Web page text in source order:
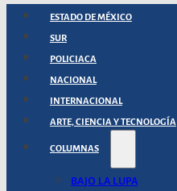
ESTADO DE MÉXICO
SUR
POLICIACA
NACIONAL
INTERNACIONAL
ARTE, CIENCIA Y TECNOLOGÍA
COLUMNAS
BAJO LA LUPA